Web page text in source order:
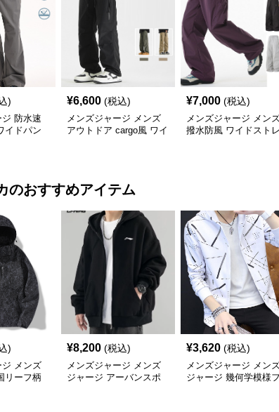
)
ジ 防水速
イドパン
¥6,600 (税込)
メンズジャージ メンズ
アウトドア cargo風 ワイ
¥7,000 (税込)
メンズジャージ メン
撥水防風 ワイドストレ
のおすすめアイテム
)
ジ メンズ
リーフ柄
¥8,200 (税込)
メンズジャージ メンズ
ジャージ アーバンスポ
¥3,620 (税込)
メンズジャージ メン
ジャージ 幾何学模様フ